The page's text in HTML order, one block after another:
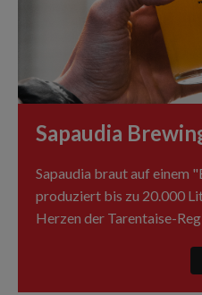
Sapaudia
Sapaudia braut auf einem
produziert bis zu 20.000
Herzen der Tarentaise-